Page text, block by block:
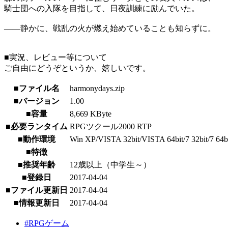
騎士団への入隊を目指して、日夜訓練に励んでいた。
――静かに、戦乱の火が燃え始めていることも知らずに。
■実況、レビュー等について
ご自由にどうぞというか、嬉しいです。
■ファイル名
harmonydays.zip
■バージョン
1.00
■容量
8,669 KByte
■必要ランタイム RPGツクール2000 RTP
■動作環境
Win XP/VISTA 32bit/VISTA 64bit/7 32bit/7
■特徴
■推奨年齢
12歳以上（中学生～）
■登録日
2017-04-04
■ファイル更新日 2017-04-04
■情報更新日
2017-04-04
#RPGゲーム